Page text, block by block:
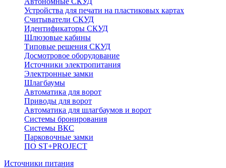
Устройства для печати на пластиковых картах
Считыватели СКУД
Идентификаторы СКУД
Шлюзовые кабины
Типовые решения СКУД
Досмотровое оборудование
Источники электропитания
Электронные замки
Шлагбаумы
Автоматика для ворот
Приводы для ворот
Автоматика для шлагбаумов и ворот
Системы бронирования
Системы ВКС
Парковочные замки
ПО ST+PROJECT
Источники питания